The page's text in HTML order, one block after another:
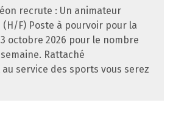
recrute : Un animateur
(H/F) Poste à pourvoir pour la
octobre 2026 pour le nombre
Rattaché
service des sports vous serez